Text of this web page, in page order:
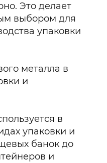
Это делает
выбором для
упаковки
металла в
и
в
упаковки и
банок до
и